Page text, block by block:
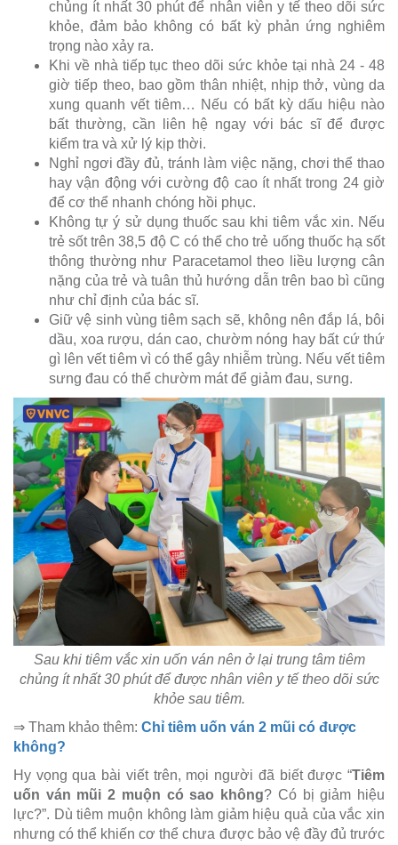
chủng ít nhất 30 phút để nhân viên y tế theo dõi sức
khỏe, đảm bảo không có bất kỳ phản ứng nghiêm
trọng nào xảy ra.
Khi về nhà tiếp tục theo dõi sức khỏe tại nhà 24 - 48
giờ tiếp theo, bao gồm thân nhiệt, nhịp thở, vùng da
xung quanh vết tiêm… Nếu có bất kỳ dấu hiệu nào
bất thường, cần liên hệ ngay với bác sĩ để được
kiểm tra và xử lý kịp thời.
Nghỉ ngơi đầy đủ, tránh làm việc nặng, chơi thể thao
hay vận động với cường độ cao ít nhất trong 24 giờ
để cơ thể nhanh chóng hồi phục.
Không tự ý sử dụng thuốc sau khi tiêm vắc xin. Nếu
trẻ sốt trên 38,5 độ C có thể cho trẻ uống thuốc hạ sốt
thông thường như Paracetamol theo liều lượng cân
nặng của trẻ và tuân thủ hướng dẫn trên bao bì cũng
như chỉ định của bác sĩ.
Giữ vệ sinh vùng tiêm sạch sẽ, không nên đắp lá, bôi
dầu, xoa rượu, dán cao, chườm nóng hay bất cứ thứ
gì lên vết tiêm vì có thể gây nhiễm trùng. Nếu vết tiêm
sưng đau có thể chườm mát để giảm đau, sưng.
Sau khi tiêm vắc xin uốn ván nên ở lại trung tâm tiêm
chủng ít nhất 30 phút để được nhân viên y tế theo dõi sức
khỏe sau tiêm.
⇒ Tham khảo thêm: Chỉ tiêm uốn ván 2 mũi có được
không?
Hy vọng qua bài viết trên, mọi người đã biết được “Tiêm
uốn ván mũi 2 muộn có sao không? Có bị giảm hiệu
lực?”. Dù tiêm muộn không làm giảm hiệu quả của vắc xin
nhưng có thể khiến cơ thể chưa được bảo vệ đầy đủ trước